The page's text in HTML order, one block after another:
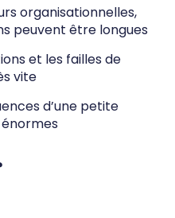
organisationnelles,
peuvent être longues
et les failles de
vite
d’une petite